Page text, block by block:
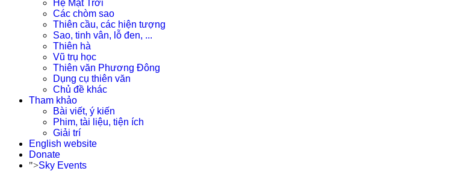
Hệ Mặt Trời
Các chòm sao
Thiên cầu, các hiện tượng
Sao, tinh vân, lỗ đen, ...
Thiên hà
Vũ trụ học
Thiên văn Phương Đông
Dụng cụ thiên văn
Chủ đề khác
Tham khảo
Bài viết, ý kiến
Phim, tài liệu, tiện ích
Giải trí
English website
Donate
">Sky Events